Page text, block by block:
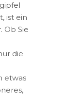
ist ein
Ob Sie
die
etwas